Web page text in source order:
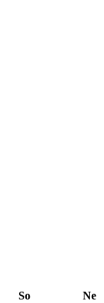
So
Ne